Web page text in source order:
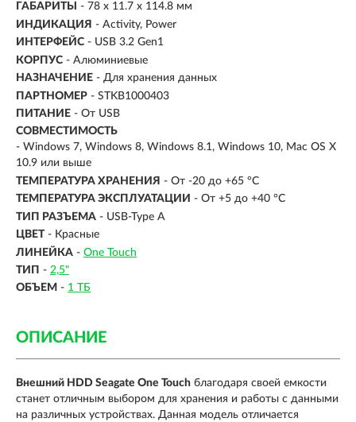
ГАБАРИТЫ
- 78 x 11.7 x 114.8 мм
ИНДИКАЦИЯ - Activity, Power
ИНТЕРФЕЙС - USB 3.2 Gen1
КОРПУС - Алюминиевые
НАЗНАЧЕНИЕ - Для хранения данных
ПАРТНОМЕР - STKB1000403
ПИТАНИЕ - От USB
СОВМЕСТИМОСТЬ
- Windows 7, Windows 8, Windows 8.1, Windows 10, Mac OS X
10.9 или выше
ТЕМПЕРАТУРА ХРАНЕНИЯ - От -20 до +65 °C
ТЕМПЕРАТУРА ЭКСПЛУАТАЦИИ - От +5 до +40 °C
ТИП РАЗЪЕМА - USB-Type A
ЦВЕТ - Красные
ЛИНЕЙКА - One Touch
ТИП - 2,5"
ОБЪЕМ - 1 ТБ
ОПИСАНИЕ
Внешний HDD Seagate One Touch благодаря своей емкости
станет отличным выбором для хранения и работы с данными
на различных устройствах. Данная модель отличается